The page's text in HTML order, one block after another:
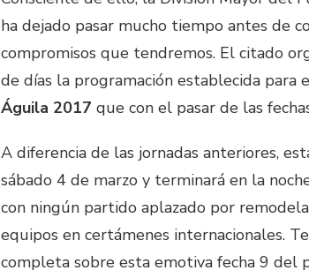
ha dejado pasar mucho tiempo antes de
compromisos que tendremos. El citado
de días la programación establecida para
Águila 2017 que con el pasar de las
A diferencia de las jornadas anteriores,
sábado 4 de marzo y terminará en la
con ningún partido aplazado por
equipos en certámenes internacionales.
completa sobre esta emotiva fecha 9 del